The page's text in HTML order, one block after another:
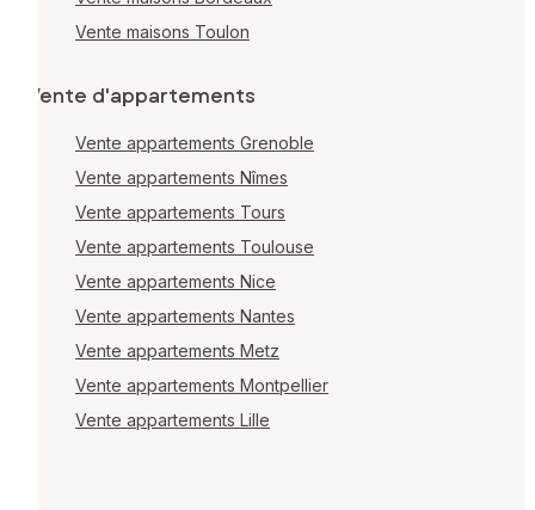
Vente maisons Toulon
Vente d'appartements
Vente appartements Grenoble
Vente appartements Nîmes
Vente appartements Tours
Vente appartements Toulouse
Vente appartements Nice
Vente appartements Nantes
Vente appartements Metz
Vente appartements Montpellier
Vente appartements Lille